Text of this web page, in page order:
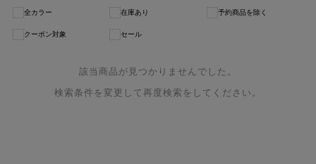
全カラー 在庫あり 予約商品を除く
クーポン対象 セール
該当商品が見つかりませんでした。
検索条件を変更して再度検索をしてください。